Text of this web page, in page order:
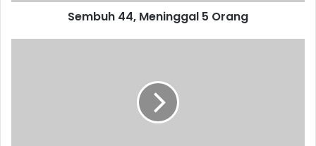
Sembuh 44, Meninggal 5 Orang